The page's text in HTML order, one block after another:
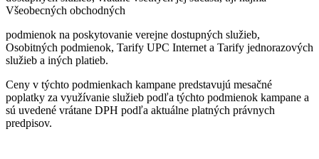
Všeobecných obchodných
podmienok na poskytovanie verejne dostupných služieb,
Osobitných podmienok, Tarify UPC Internet a Tarify jednorazových
služieb a iných platieb.
Ceny v týchto podmienkach kampane predstavujú mesačné
poplatky za využívanie služieb podľa týchto podmienok kampane a
sú uvedené vrátane DPH podľa aktuálne platných právnych
predpisov.